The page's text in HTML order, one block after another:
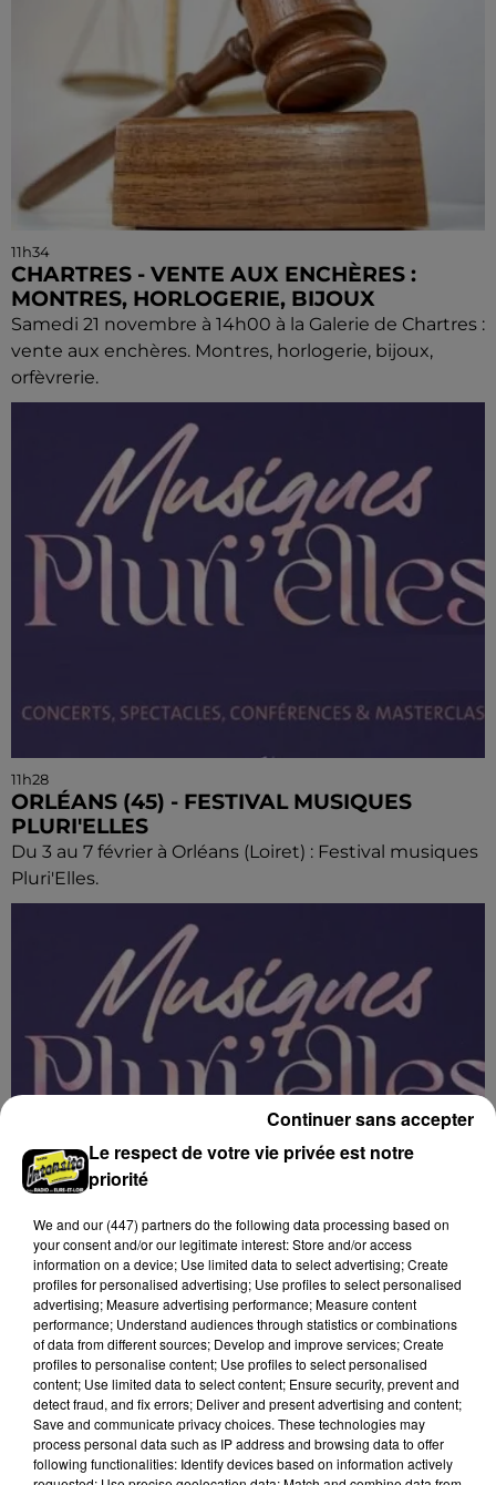
11h34
CHARTRES - VENTE AUX ENCHÈRES :
MONTRES, HORLOGERIE, BIJOUX
Samedi 21 novembre à 14h00 à la Galerie de Chartres :
vente aux enchères. Montres, horlogerie, bijoux,
orfèvrerie.
11h28
ORLÉANS (45) - FESTIVAL MUSIQUES
PLURI'ELLES
Du 3 au 7 février à Orléans (Loiret) : Festival musiques
Pluri'Elles.
11h28
ORLÉANS (45) - FESTIVAL MUSIQUES
PLURI'ELLES
Du 3 au 7 février à Orléans (Loiret) : Festival musiques
Pluri'Elles.
Le respect de votre vie privée est notre
priorité
We and our (447) partnersdo the following data processing based on
your consent and/or our legitimate interest: Store and/or access
information on a device; Use limited data to select advertising; Create
profiles for personalised advertising; Use profiles to select personalised
advertising; Measure advertising performance; Measure content
performance; Understand audiences through statistics or combinations
of data from different sources; Develop and improve services; Create
profiles to personalise content; Use profiles to select personalised
content; Use limited data to select content; Ensure security, prevent and
detect fraud, and fix errors; Deliver and present advertising and content;
Save and communicate privacy choices. These technologies may
process personal data such as IP address and browsing data to offer
following functionalities: Identify devices based on information actively
Continuer sans accepter